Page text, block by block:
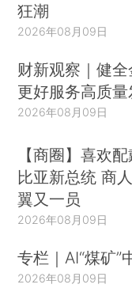
狂潮
2026年08月09日
财新观察｜健
更好服务高质量
2026年08月09日
【商圈】喜欢
比亚新总统 商
翼又一员
2026年08月09日
专栏｜AI“煤矿”
2026年08月09日